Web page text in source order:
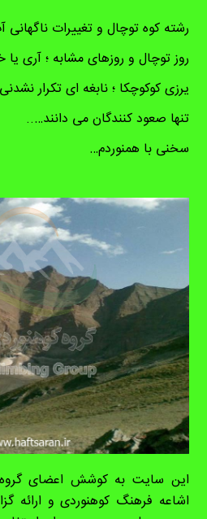
رشته کوه توچال و تغییرات
روز توچال و روزهای مشابه ؛ آری یا
یرزی کوکوچکا ؛ نابغه ای تکرار نشدنی
تنها صعود کنندگان می دانند…..
سخنی با همنوردم…
این سایت به کوشش اعضای
اشاعه فرهنگ کوهنوردی و ارائه